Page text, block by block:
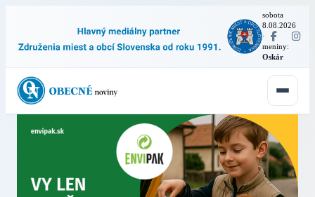
sobota
8.08.2026
·
meniny:
Oskár